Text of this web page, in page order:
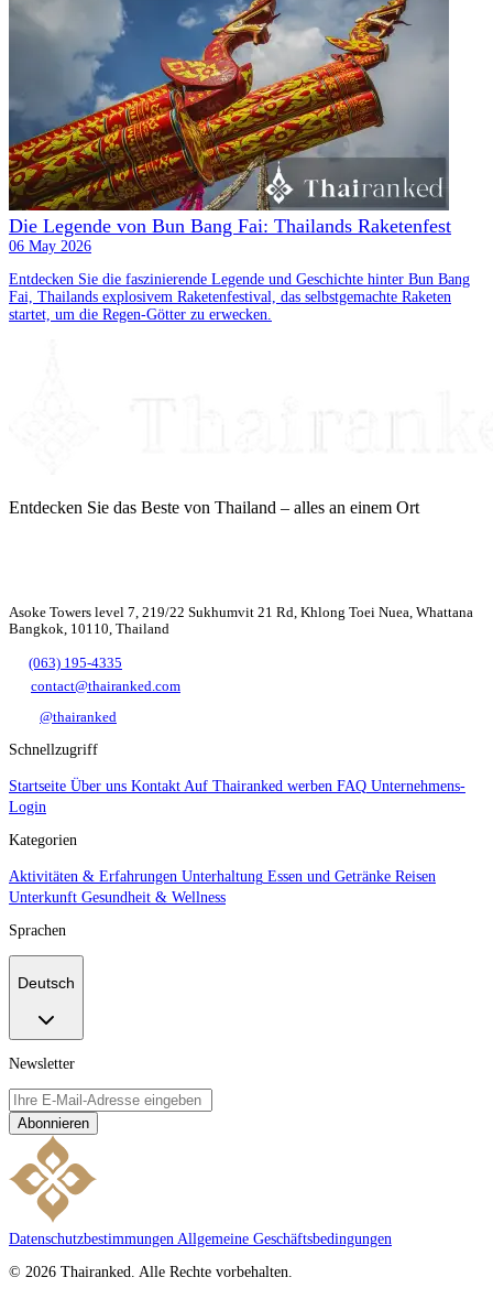
Die Legende von Bun Bang Fai: Thailands Raketenfest
06 May 2026
Entdecken Sie die faszinierende Legende und Geschichte hinter Bun Bang
Fai, Thailands explosivem Raketenfestival, das selbstgemachte Raketen
startet, um die Regen-Götter zu erwecken.
Entdecken Sie das Beste von Thailand – alles an einem Ort
Asoke Towers level 7, 219/22 Sukhumvit 21 Rd, Khlong Toei Nuea, Whattana
Bangkok, 10110, Thailand
(063) 195-4335
contact@thairanked.com
@thairanked
Schnellzugriff
Startseite Über uns Kontakt Auf Thairanked werben FAQ Unternehmens-
Login
Kategorien
Aktivitäten & Erfahrungen Unterhaltung Essen und Getränke Reisen
Unterkunft Gesundheit & Wellness
Sprachen
Deutsch
Newsletter
Abonnieren
Datenschutzbestimmungen Allgemeine Geschäftsbedingungen
© 2026 Thairanked. Alle Rechte vorbehalten.